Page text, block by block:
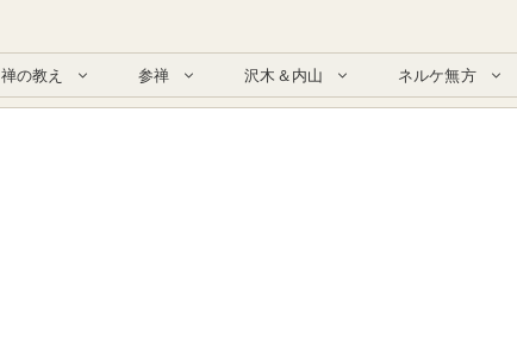
禅の教え 参禅 沢木＆内山 ネルケ無方